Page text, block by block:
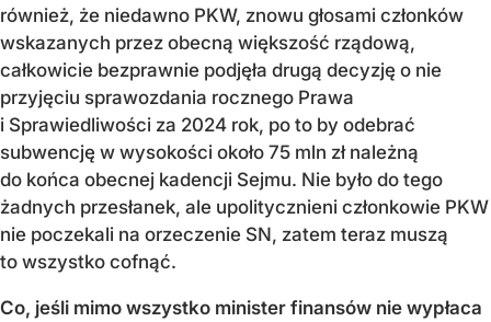
również, że niedawno PKW, znowu głosami członków
wskazanych przez obecną większość rządową,
całkowicie bezprawnie podjęła drugą decyzję o nie
przyjęciu sprawozdania rocznego Prawa
i Sprawiedliwości za 2024 rok, po to by odebrać
subwencję w wysokości około 75 mln zł należną
do końca obecnej kadencji Sejmu. Nie było do tego
żadnych przesłanek, ale upolitycznieni członkowie PKW
nie poczekali na orzeczenie SN, zatem teraz muszą
to wszystko cofnąć.
Co, jeśli mimo wszystko minister finansów nie wypłaca